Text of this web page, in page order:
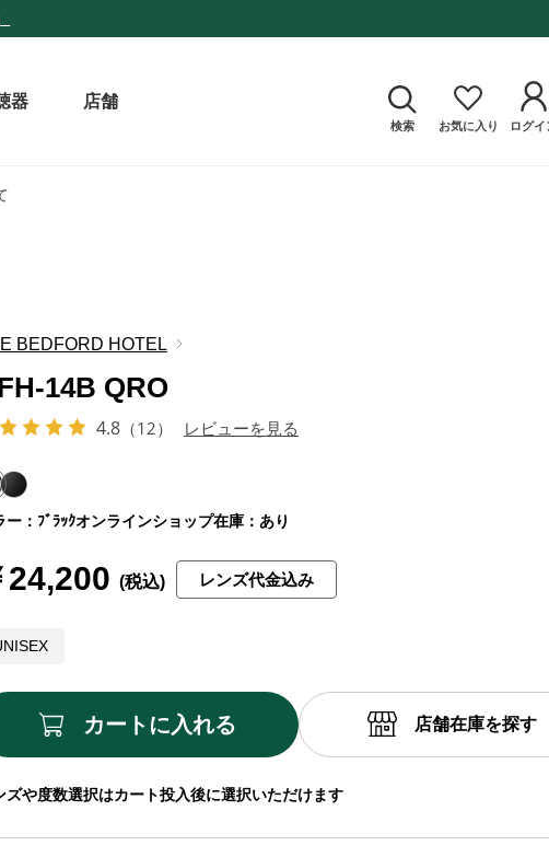
器 店舗
検索 お気に入り ログイ
ズや度数選択はカート投入後に選択いただけます
BEDFORD HOTEL
ー：ﾌﾞﾗｯｸオンラインショップ在庫：あり
24,200 レンズ代金込み
14B QRO
4.8 （12） レビューを見る
カートに入れる 店舗在庫を探す